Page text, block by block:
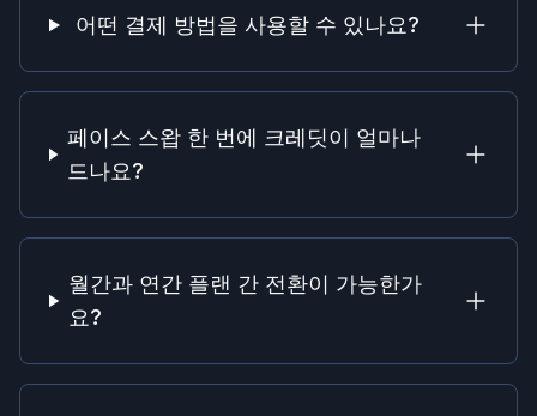
어떤 결제 방법을 사용할 수 있나요?
페이스 스왑 한 번에 크레딧이 얼마나
드나요?
월간과 연간 플랜 간 전환이 가능한가
요?